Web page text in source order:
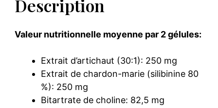
Description
Valeur nutritionnelle moyenne par 2 gélules:
Extrait d’artichaut (30:1): 250 mg
Extrait de chardon-marie (silibinine 80
%): 250 mg
Bitartrate de choline: 82,5 mg